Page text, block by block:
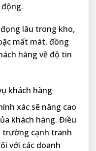
lâu trong kho,
mất mát, đồng
hàng về độ tin
khách hàng
xác sẽ nâng cao
khách hàng. Điều
cạnh tranh
với các doanh